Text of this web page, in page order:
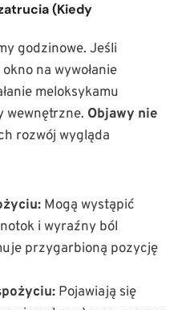
(Kiedy
godzinowe. Jeśli
na wywołanie
meloksykamu
wewnętrzne. Objawy nie
rozwój wygląda
Mogą wystąpić
i wyraźny ból
przygarbioną pozycję
Pojawiają się